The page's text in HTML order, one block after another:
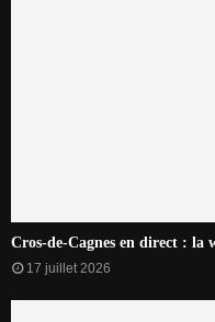
Cros-de-Cagnes en direct : la
17 juillet 2026